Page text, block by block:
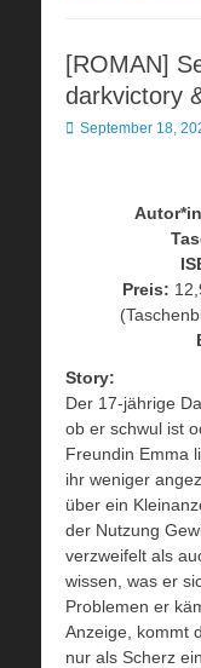
[ROMAN]
darkvictory
Veröffentlicht
September 18,
Preis:
Story:
Der 17-jährige
ob er schwul ist
Freundin Emma
ihr weniger
über ein
der Nutzung
verzweifelt als
wissen, was er
Problemen er
Anzeige, kommt
nur als Scherz